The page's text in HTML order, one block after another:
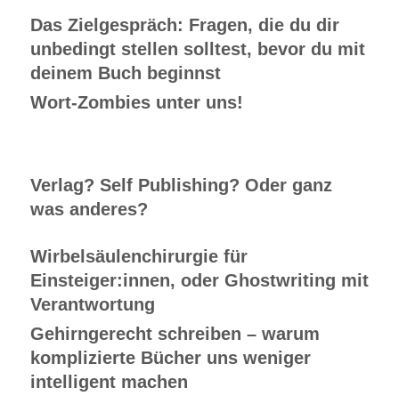
Das Zielgespräch: Fragen, die du dir
unbedingt stellen solltest, bevor du mit
deinem Buch beginnst
Wort-Zombies unter uns!
Verlag? Self Publishing? Oder ganz
was anderes?
Wirbelsäulenchirurgie für
Einsteiger:innen, oder Ghostwriting mit
Verantwortung
Gehirngerecht schreiben – warum
komplizierte Bücher uns weniger
intelligent machen